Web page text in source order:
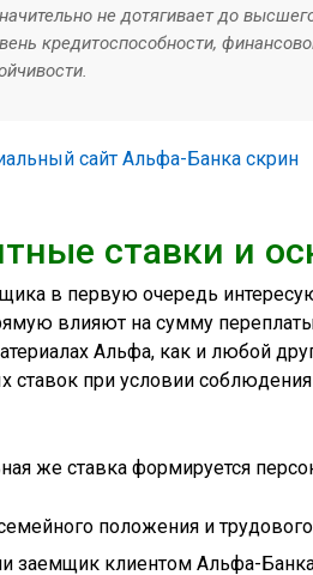
не дотягивает до
кредитоспособности,
ставки и
в первую очередь
влияют на сумму
Альфа, как и любой
ставок при условии
же ставка формируется
положения и
заемщик клиентом Альфа-